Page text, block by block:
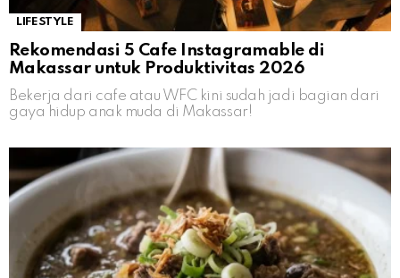
LIFESTYLE
Rekomendasi 5 Cafe Instagramable di
Makassar untuk Produktivitas 2026
Bekerja dari cafe atau WFC kini sudah jadi bagian dari
gaya hidup anak muda di Makassar!